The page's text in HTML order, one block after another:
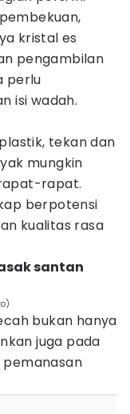
kristal es
pengambilan
perlu
isi wadah.
tekan dan
mungkin
rapat.
berpotensi
kualitas rasa
santan
bukan hanya
juga pada